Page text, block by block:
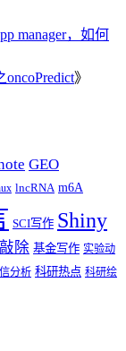
manager，如何
》
GEO
lncRNA m6A
SCI写作 Shiny
除 基金写作 实验动
分析 科研热点 科研绘